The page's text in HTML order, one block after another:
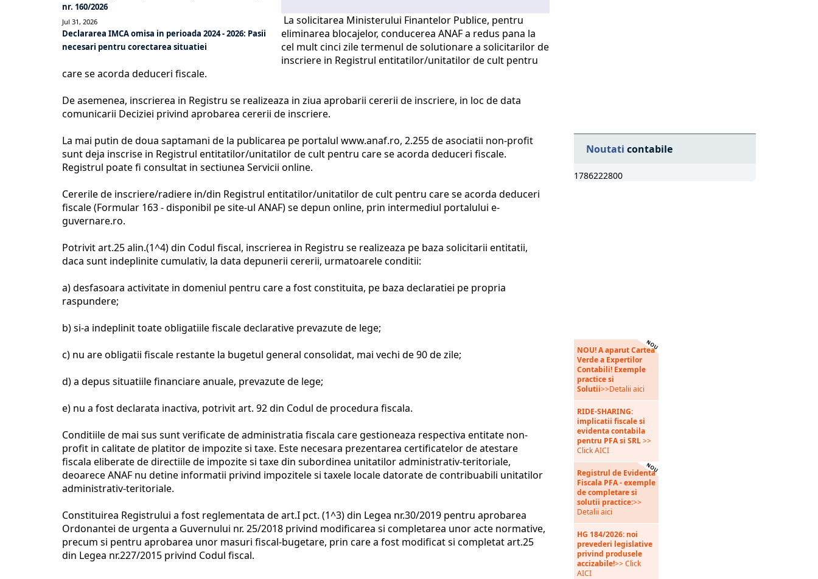
nr. 160/2026
Jul 31, 2026
Declararea IMCA omisa in perioada 2024 - 2026: Pasii
necesari pentru corectarea situatiei
La solicitarea Ministerului Finantelor Publice, pentru
eliminarea blocajelor, conducerea ANAF a redus pana la
cel mult cinci zile termenul de solutionare a solicitarilor de
inscriere in Registrul entitatilor/unitatilor de cult pentru
care se acorda deduceri fiscale.
De asemenea, inscrierea in Registru se realizeaza in ziua aprobarii cererii de inscriere, in loc de data
comunicarii Deciziei privind aprobarea cererii de inscriere.
La mai putin de doua saptamani de la publicarea pe portalul www.anaf.ro, 2.255 de asociatii non-profit
sunt deja inscrise in Registrul entitatilor/unitatilor de cult pentru care se acorda deduceri fiscale.
Registrul poate fi consultat in sectiunea Servicii online.
Cererile de inscriere/radiere in/din Registrul entitatilor/unitatilor de cult pentru care se acorda deduceri
fiscale (Formular 163 - disponibil pe site-ul ANAF) se depun online, prin intermediul portalului e-
guvernare.ro.
Potrivit art.25 alin.(1^4) din Codul fiscal, inscrierea in Registru se realizeaza pe baza solicitarii entitatii,
daca sunt indeplinite cumulativ, la data depunerii cererii, urmatoarele conditii:
a) desfasoara activitate in domeniul pentru care a fost constituita, pe baza declaratiei pe propria
raspundere;
b) si-a indeplinit toate obligatiile fiscale declarative prevazute de lege;
c) nu are obligatii fiscale restante la bugetul general consolidat, mai vechi de 90 de zile;
d) a depus situatiile financiare anuale, prevazute de lege;
e) nu a fost declarata inactiva, potrivit art. 92 din Codul de procedura fiscala.
Conditiile de mai sus sunt verificate de administratia fiscala care gestioneaza respectiva entitate non-
profit in calitate de platitor de impozite si taxe. Este necesara prezentarea certificatelor de atestare
fiscala eliberate de directiile de impozite si taxe din subordinea unitatilor administrativ-teritoriale,
deoarece ANAF nu detine informatii privind impozitele si taxele locale datorate de contribuabili unitatilor
administrativ-teritoriale.
Constituirea Registrului a fost reglementata de art.I pct. (1^3) din Legea nr.30/2019 pentru aprobarea
Ordonantei de urgenta a Guvernului nr. 25/2018 privind modificarea si completarea unor acte normative,
precum si pentru aprobarea unor masuri fiscal-bugetare, prin care a fost modificat si completat art.25
din Legea nr.227/2015 privind Codul fiscal.
Noutati contabile
1786222800
NOU! A aparut Cartea
Verde a Expertilor
Contabili! Exemple
practice si
Solutii>>Detalii aici
RIDE-SHARING:
implicatii fiscale si
evidenta contabila
pentru PFA si SRL>>
Click AICI
Registrul de Evidenta
Fiscala PFA - exemple
de completare si
solutii practice:>>
Detalii aici
HG 184/2026: noi
prevederi legislative
privind produsele
accizabile!>> Click
AICI